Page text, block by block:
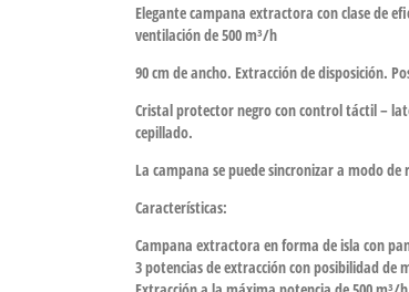
Elegante campana extractora con clase de
ventilación de 500 m³/h
90 cm de ancho. Extracción de disposición.
Cristal protector negro con control táctil –
cepillado.
La campana se puede sincronizar a modo
Características:
Campana extractora en forma de isla con
3 potencias de extracción con posibilidad